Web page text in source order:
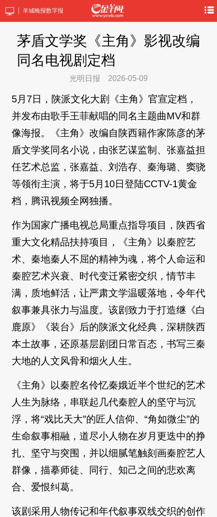
羊城晚报数字报
茅盾文学奖《主角》影视改编
同名电视剧定档
光明日报 2026-05-09
5月7日，陕派文化大剧《主角》官宣定档，
并发布由歌手王菲献唱的同名主题曲MV和群
像海报。《主角》改编自陕西籍作家陈彦的茅
盾文学奖同名小说，由张艺谋监制、张嘉益担
任艺术总监，张嘉益、刘浩存、秦海璐、窦骁
等领衔主演，将于5月10日登陆CCTV-1黄金
档，腾讯视频全网独播。
作为国家广播电视总局重点指导项目，陕西省
重大文化精品扶持项目，《主角》以秦腔艺
术、秦地秦人不屈的精神为魂，将个人命运和
秦腔艺术兴衰、时代变迁紧密交织，情节丰
满，质地鲜活，让严肃文学温暖落地，令年代
叙事兼具张力与温度。该剧致力于打造继《白
鹿原》《装台》后的陕派文化经典，深耕陕西
本土故事，还原基层剧团日常百态，书写三秦
大地的人文风骨和烟火人生。
《主角》以秦腔名伶忆秦娥近半个世纪的艺术
人生为脉络，串联起几代秦腔人的坚守与沉
浮，将“戏比天大”的匠人信仰、“角如微尘”的
生命叙事相融，道尽小人物在岁月更迭中的挣
扎、坚守与突围，并以细腻笔触刻画秦腔艺人
群像，描摹师徒、同行、知己之间的悲欢离
合、爱恨纠葛。
该剧采用人物传记和年代叙事双线交织的创作